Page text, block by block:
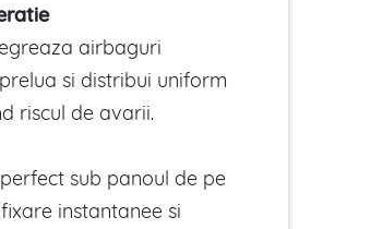
airbaguri
si distribui uniform
riscul de avarii.
sub panoul de pe
instantanee si